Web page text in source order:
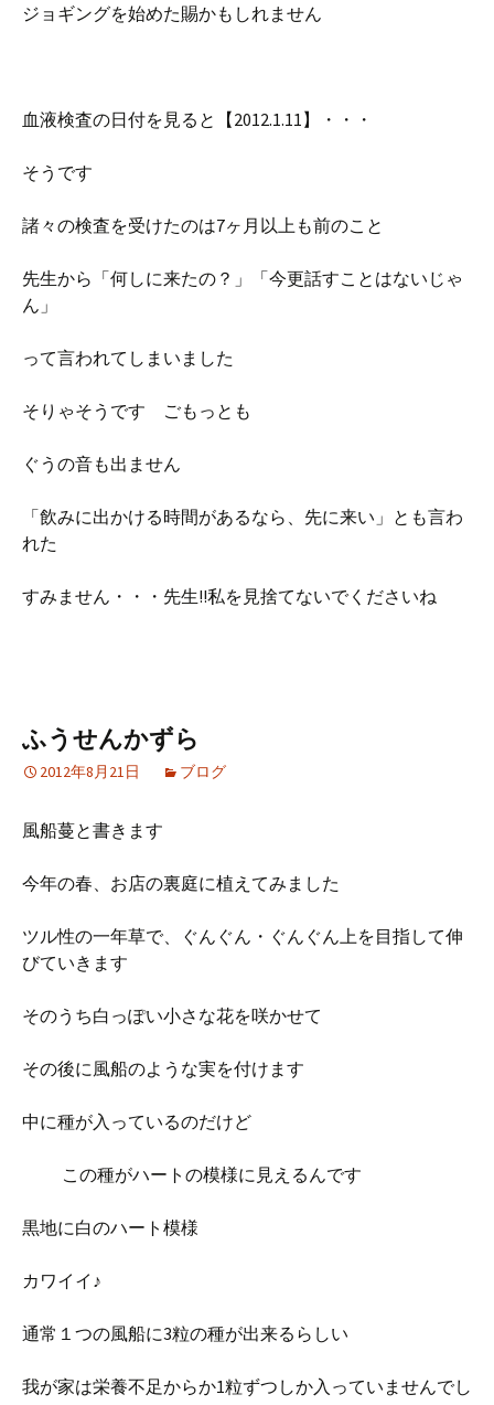
ジョギングを始めた賜かもしれません
血液検査の日付を見ると【2012.1.11】・・・
そうです
諸々の検査を受けたのは7ヶ月以上も前のこと
先生から「何しに来たの？」「今更話すことはないじゃ
ん」
って言われてしまいました
そりゃそうです ごもっとも
ぐうの音も出ません
「飲みに出かける時間があるなら、先に来い」とも言わ
れた
すみません・・・先生!!私を見捨てないでくださいね
ふうせんかずら
2012年8月21日 ブログ
風船蔓と書きます
今年の春、お店の裏庭に植えてみました
ツル性の一年草で、ぐんぐん・ぐんぐん上を目指して伸
びていきます
そのうち白っぽい小さな花を咲かせて
その後に風船のような実を付けます
中に種が入っているのだけど
この種がハートの模様に見えるんです
黒地に白のハート模様
カワイイ♪
通常１つの風船に3粒の種が出来るらしい
我が家は栄養不足からか1粒ずつしか入っていませんでし